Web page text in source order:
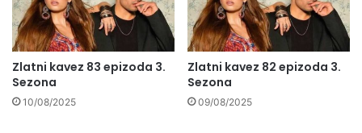
Zlatni kavez 83 epizoda 3.
Sezona
10/08/2025
Zlatni kavez 82 epizoda 3.
Sezona
09/08/2025